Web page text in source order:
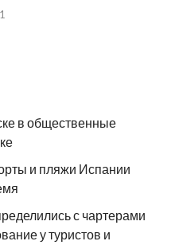
в общественные
и пляжи Испании
с чартерами
у туристов и